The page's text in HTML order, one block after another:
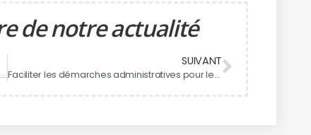
de notre actualité
Séance de ciné gratuit pour les – de 25 ans au multiplexe ciné Grand Sud
SUIVANT
Faciliter les démarches administratives pour les 16 -25 ans grâce à une BD